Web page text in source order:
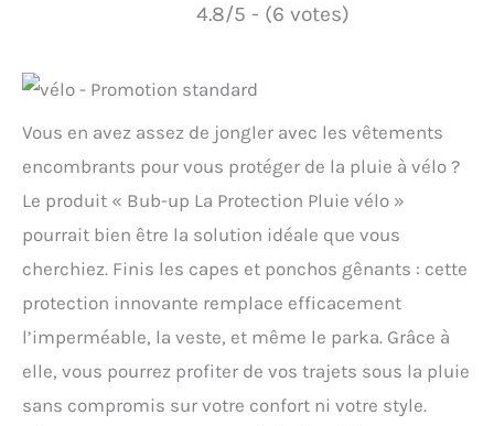
4.8/5 - (6 votes)
Vous en avez assez de jongler avec les vêtements
encombrants pour vous protéger de la pluie à vélo ?
Le produit « Bub-up La Protection Pluie vélo »
pourrait bien être la solution idéale que vous
cherchiez. Finis les capes et ponchos gênants : cette
protection innovante remplace efficacement
l’imperméable, la veste, et même le parka. Grâce à
elle, vous pourrez profiter de vos trajets sous la pluie
sans compromis sur votre confort ni votre style.